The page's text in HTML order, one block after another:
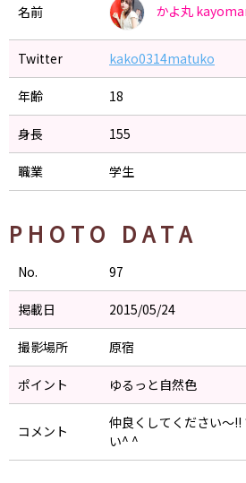
名前 かよ丸
Twitter kako0314matuko
年齢 18
身長 155
職業 学生
PHOTO DATA
No. 97
掲載日 2015/05/24
撮影場所 原宿
ポイント ゆるっと自然色
コメント
仲良くしてください～
い^ ^